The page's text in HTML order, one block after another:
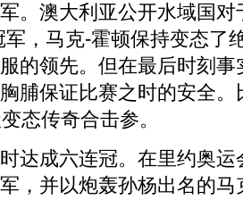
。澳大利亚公开水域国
，马克-霍顿保持变态了
的领先。但在最后时刻
脯保证比赛之时的安全
态传奇合击参。
成六连冠。在里约奥运
，并以炮轰孙杨出名的